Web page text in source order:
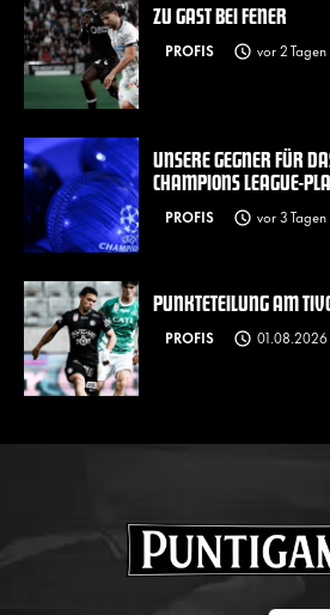
ZU GAST BEI FENER
PROFIS vor 2 Tagen
UNSERE GEGNER FÜR
CHAMPIONS LEAGUE-
PROFIS vor 3 Tagen
PUNKTETEILUNG AM
PROFIS 01.08.2026